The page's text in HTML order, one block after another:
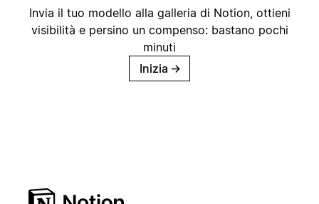
Invia il tuo modello alla galleria di Notion, ottieni
visibilità e persino un compenso: bastano pochi
minuti
Inizia →